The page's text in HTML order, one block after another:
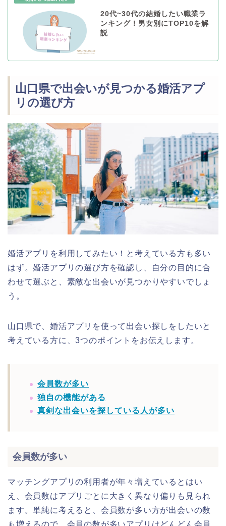
20代~30代の結婚したい職業ラ
ンキング！男女別にTOP10を解
説
山口県で出会いが見つかる婚活アプ
リの選び方
婚活アプリを利用してみたい！と考えている方も多い
はず。婚活アプリの選び方を確認し、自分の目的に合
わせて選ぶと、素敵な出会いが見つかりやすいでしょ
う。
山口県で、婚活アプリを使って出会い探しをしたいと
考えている方に、3つのポイントをお伝えします。
会員数が多い
独自の機能がある
真剣な出会いを探している人が多い
会員数が多い
マッチングアプリの利用者が年々増えているとはい
え、会員数はアプリごとに大きく異なり偏りも見られ
ます。単純に考えると、会員数が多い方が出会いの数